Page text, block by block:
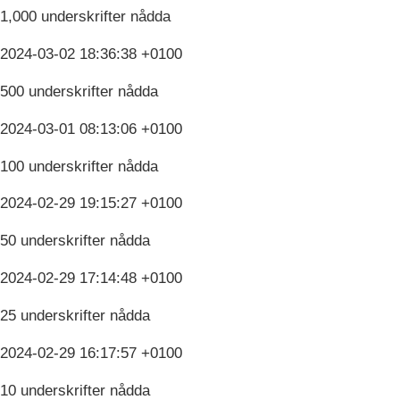
1,000 underskrifter nådda
2024-03-02 18:36:38 +0100
500 underskrifter nådda
2024-03-01 08:13:06 +0100
100 underskrifter nådda
2024-02-29 19:15:27 +0100
50 underskrifter nådda
2024-02-29 17:14:48 +0100
25 underskrifter nådda
2024-02-29 16:17:57 +0100
10 underskrifter nådda